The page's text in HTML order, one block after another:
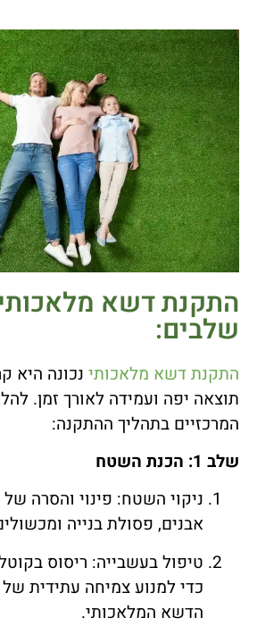
התקנת דשא
שלבים:
התקנת דשא מלאכותי נכונה היא
תוצאה יפה ועמידה לאורך זמן.
המרכזיים בתהליך ההתקנה:
שלב 1: הכנת השטח
ניקוי השטח: פינוי והסרה
אבנים, פסולת בנייה
טיפול בעשבייה: ריסוס
כדי למנוע צמיחה עתידית
הדשא המלאכותי.